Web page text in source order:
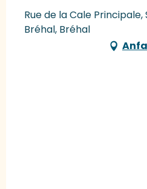
Rue de la Cale
Bréhal, Bréhal